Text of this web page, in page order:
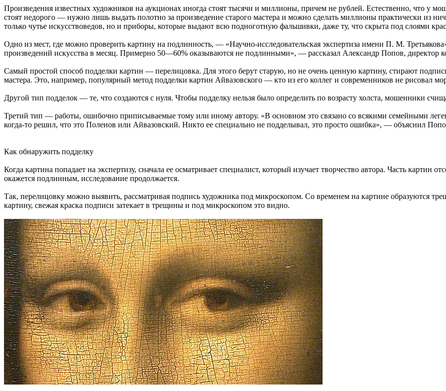
Произведения известных художников на аукционах иногда стоят тысячи и миллионы, причем не рублей. Естественно, что у
стоят недорого — нужно лишь выдать полотно за произведение старого мастера и можно сделать миллионы практически из
только чутье искусствоведов, но и приборы, которые выдают всю подноготную фальшивки, даже ту, что скрыта под слоями
Одно из мест, где можно проверить картину на подлинность, — «Научно-исследовательская экспертиза имени П. М.
произведений искусства в месяц. Примерно 50—60% оказываются не подлинными», — рассказал Александр Попов, директор
Самый простой способ подделки картин — перелицовка. Для этого берут старую, но не очень ценную картину, стирают
мастера. Это, например, популярный метод подделки картин Айвазовского — кто из его коллег и современников не рисовал
Другой тип подделок — те, что создаются с нуля. Чтобы подделку нельзя было определить по возрасту холста, мошенники
Третий тип — работы, ошибочно приписываемые тому или иному автору. «В основном это связано со всякими семейными
когда-то решил, что это Поленов или Айвазовский. Никто ее специально не подделывал, это просто ошибка», — объяснил
Как обнаружить подделку
Когда картина попадает на экспертизу, сначала ее осматривает специалист, который изучает творчество автора. Часть картин
окажется подлинным, исследование продолжается.
Так, перелицовку можно выявить, рассматривая подпись художника под микроскопом. Со временем на картине образуются
картину, свежая краска подписи затекает в трещины и под микроскопом это видно.